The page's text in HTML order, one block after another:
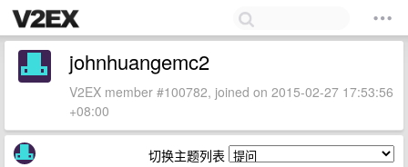
johnhuangemc2
V2EX member #100782, joined on 2015-02-27 17:53:56
+08:00
切换主题列表